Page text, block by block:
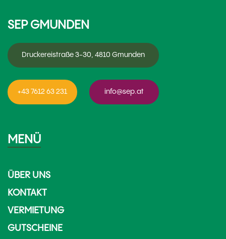
SEP GMUNDEN
Druckereistraße 3-30, 4810 Gmunden
+43 7612 63 231 info@sep.at
MENÜ
ÜBER UNS
KONTAKT
VERMIETUNG
GUTSCHEINE